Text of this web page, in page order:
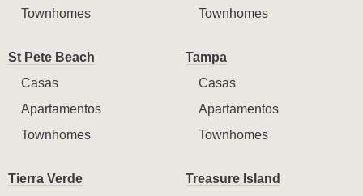
Townhomes
Townhomes
St Pete Beach
Casas
Apartamentos
Townhomes
Tampa
Casas
Apartamentos
Townhomes
Tierra Verde
Treasure Island